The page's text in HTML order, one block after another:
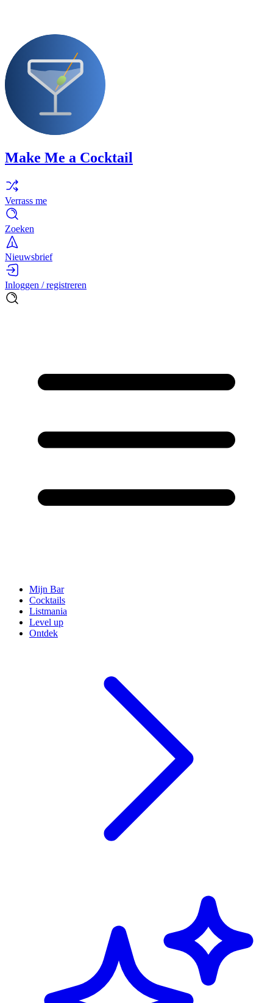
Make Me a Cocktail
Verrass me
Zoeken
Nieuwsbrief
Inloggen / registreren
Mijn Bar
Cocktails
Listmania
Level up
Ontdek